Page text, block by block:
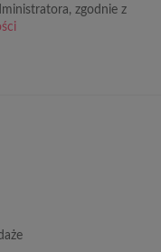
zgodnie z